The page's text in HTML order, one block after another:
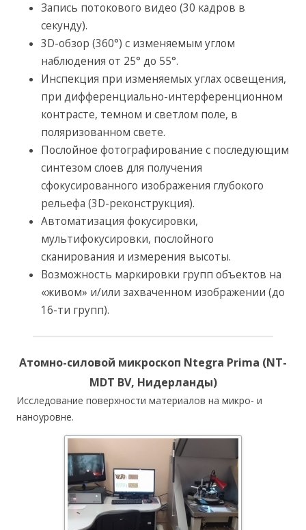
Запись потокового видео (30 кадров в
секунду).
3D-обзор (360°) с изменяемым углом
наблюдения от 25° до 55°.
Инспекция при изменяемых углах освещения,
при дифференциально-интерференционном
контрасте, темном и светлом поле, в
поляризованном свете.
Послойное фотографирование с последующим
cинтезом слоев для получения
сфокусированного изображения глубокого
рельефа (3D-реконструкция).
Автоматизация фокусировки,
мультифокусировки, послойного
сканирования и измерения высоты.
Возможность маркировки групп объектов на
«живом» и/или захваченном изображении (до
16-ти групп).
Атомно-силовой микроскоп Ntegra Prima (NT-
MDT BV, Нидерланды)
Исследование поверхности материалов на микро- и
наноуровне.